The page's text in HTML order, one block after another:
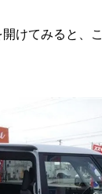
けてみると、